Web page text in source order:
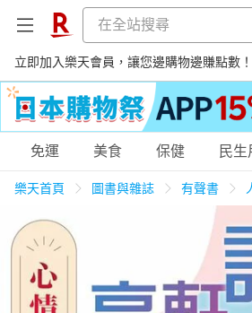
立即加入樂天會員，讓您邊購物邊賺點數！
購物網分類
天天免運 養生
免運 美食 保健 民生
樂天首頁 圖書與雜誌 有聲書